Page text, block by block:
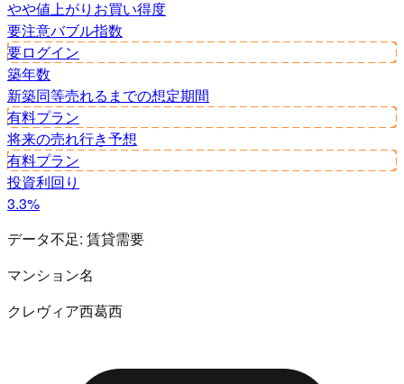
やや値上がり お買い得度
要注意バブル指数
要ログイン
築年数
新築同等売れるまでの想定期間
有料プラン
将来の売れ行き予想
有料プラン
投資利回り
3.3%
データ不足: 賃貸需要
マンション名
クレヴィア西葛西